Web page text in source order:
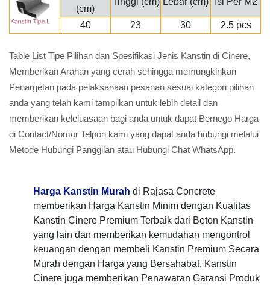
(cm)
40 23 30 2.5 pcs
Table List Tipe Pilihan dan Spesifikasi Jenis Kanstin di Cinere,
Memberikan Arahan yang cerah sehingga memungkinkan
Penargetan pada pelaksanaan pesanan sesuai kategori pilihan
anda yang telah kami tampilkan untuk lebih detail dan
memberikan keleluasaan bagi anda untuk dapat Bernego Harga
di Contact/Nomor Telpon kami yang dapat anda hubungi melalui
Metode Hubungi Panggilan atau Hubungi Chat WhatsApp.
Harga Kanstin Murah di Rajasa Concrete
memberikan Harga Kanstin Minim dengan Kualitas
Kanstin Cinere Premium Terbaik dari Beton Kanstin
yang lain dan memberikan kemudahan mengontrol
keuangan dengan membeli Kanstin Premium Secara
Murah dengan Harga yang Bersahabat, Kanstin
Cinere juga memberikan Penawaran Garansi Produk